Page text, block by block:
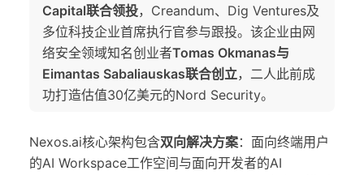
Capital联合领投，Creandum、Dig Ventures及
多位科技企业首席执行官参与跟投。该企业由网
络安全领域知名创业者Tomas Okmanas与
Eimantas Sabaliauskas联合创立，二人此前成
功打造估值30亿美元的Nord Security。
Nexos.ai核心架构包含双向解决方案：面向终端用户
的AI Workspace工作空间与面向开发者的AI